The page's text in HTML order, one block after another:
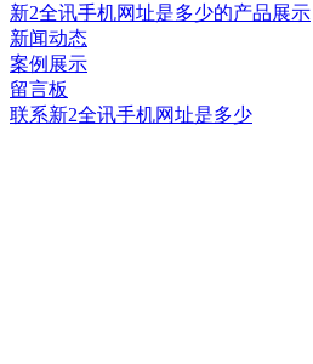
新2全讯手机网址是多少的产品展示
新闻动态
案例展示
留言板
联系新2全讯手机网址是多少